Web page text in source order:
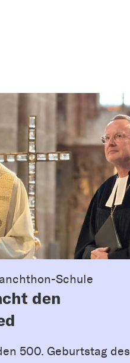
Schule
den
500. Geburtstag des